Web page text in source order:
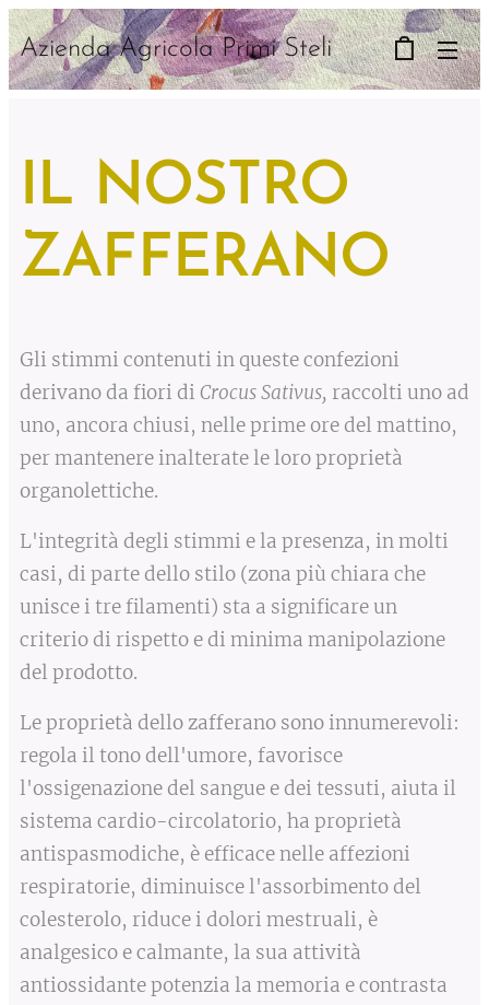
Azienda Agricola Primi Steli
IL NOSTRO
ZAFFERANO
Gli stimmi contenuti in queste confezioni
derivano da fiori di Crocus Sativus, raccolti uno ad
uno, ancora chiusi, nelle prime ore del mattino,
per mantenere inalterate le loro proprietà
organolettiche.
L'integrità degli stimmi e la presenza, in molti
casi, di parte dello stilo (zona più chiara che
unisce i tre filamenti) sta a significare un
criterio di rispetto e di minima manipolazione
del prodotto.
Le proprietà dello zafferano sono innumerevoli:
regola il tono dell'umore, favorisce
l'ossigenazione del sangue e dei tessuti, aiuta il
sistema cardio-circolatorio, ha proprietà
antispasmodiche, è efficace nelle affezioni
respiratorie, diminuisce l'assorbimento del
colesterolo, riduce i dolori mestruali, è
analgesico e calmante, la sua attività
antiossidante potenzia la memoria e contrasta